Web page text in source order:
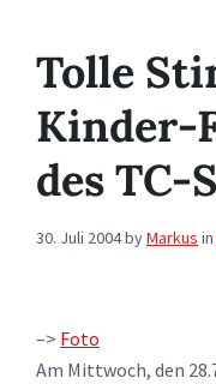
Tolle
Kinder-
des TC-
30. Juli 2004byMarkus in
–> Foto
Am Mittwoch, den